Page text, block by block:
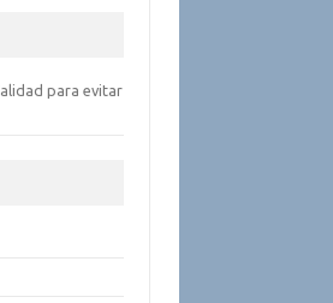
para evitar